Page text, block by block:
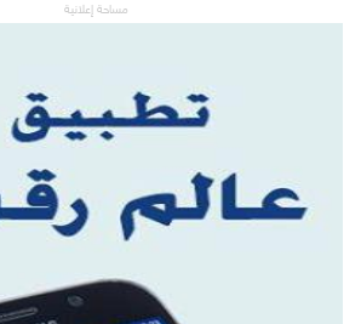
مساحة إعلانية